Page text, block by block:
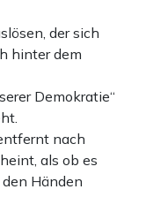
der sich
hinter dem
Demokratie“
nach
als ob es
Händen